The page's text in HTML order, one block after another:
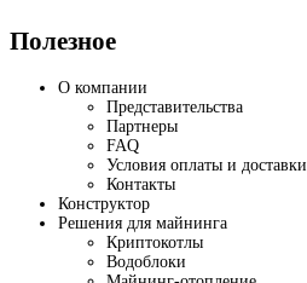
Полезное
О компании
Представительства
Партнеры
FAQ
Условия оплаты и доставки
Контакты
Конструктор
Решения для майнинга
Криптокотлы
Водоблоки